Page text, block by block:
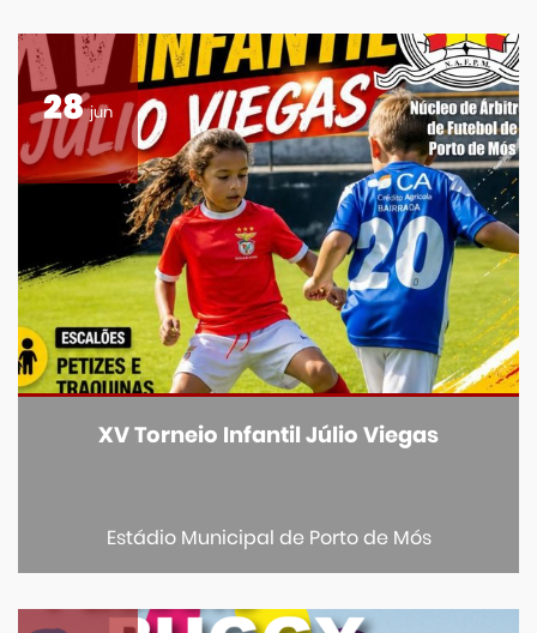
28 jun
XV Torneio Infantil Júlio Viegas
Estádio Municipal de Porto de Mós